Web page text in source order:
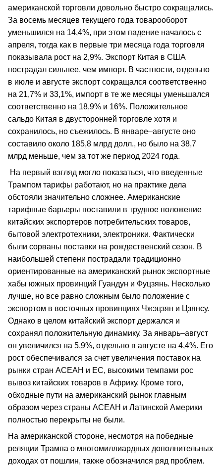
американской торговли довольно быстро сокращались.
За восемь месяцев текущего года товарооборот
уменьшился на 14,4%, при этом падение началось с
апреля, тогда как в первые три месяца года торговля
показывала рост на 2,9%. Экспорт Китая в США
пострадал сильнее, чем импорт. В частности, отдельно
в июле и августе экспорт сокращался соответственно
на 21,7% и 33,1%, импорт в те же месяцы уменьшался
соответственно на 18,9% и 16%. Положительное
сальдо Китая в двусторонней торговле хотя и
сохранилось, но съежилось. В январе–августе оно
составило около 185,8 млрд долл., но было на 38,7
млрд меньше, чем за тот же период 2024 года.
На первый взгляд могло показаться, что введенные
Трампом тарифы работают, но на практике дела
обстояли значительно сложнее. Американские
тарифные барьеры поставили в трудное положение
китайских экспортеров потребительских товаров,
бытовой электротехники, электроники. Фактически
были сорваны поставки на рождественский сезон. В
наибольшей степени пострадали традиционно
ориентированные на американский рынок экспортные
хабы южных провинций Гуандун и Фуцзянь. Несколько
лучше, но все равно сложным было положение с
экспортом в восточных провинциях Чжэцзян и Цзянсу.
Однако в целом китайский экспорт держался и
сохранял положительную динамику. За январь–август
он увеличился на 5,9%, отдельно в августе на 4,4%. Его
рост обеспечивался за счет увеличения поставок на
рынки стран АСЕАН и ЕС, высокими темпами рос
вывоз китайских товаров в Африку. Кроме того,
обходные пути на американский рынок главным
образом через страны АСЕАН и Латинской Америки
полностью перекрыты не были.
На американской стороне, несмотря на победные
реляции Трампа о многомиллиардных дополнительных
доходах от пошлин, также обозначился ряд проблем.